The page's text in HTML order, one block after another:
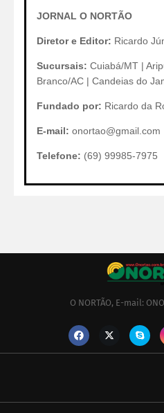
JORNAL O NORTÃO
Diretor e Editor: Ricardo
Sucursais: Cuiabá/MT |
Branco/AC | Candeias do
Fundado por: Ricardo da
E-mail: onortao@gmail.com
Telefone: (69) 99985-7975
O NORTÃO, E-mail: